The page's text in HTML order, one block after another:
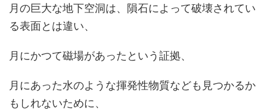
月の巨大な地下空洞は、隕石によって破壊されてい
る表面とは違い、
月にかつて磁場があったという証拠、
月にあった水のような揮発性物質なども見つかるか
もしれないために、